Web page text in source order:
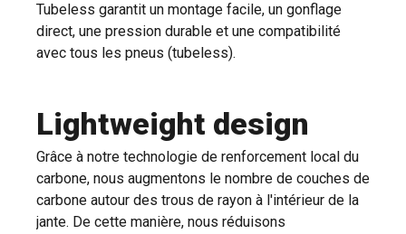
Tubeless garantit un montage facile, un gonflage
direct, une pression durable et une compatibilité
avec tous les pneus (tubeless).
Lightweight design
Grâce à notre technologie de renforcement local du
carbone, nous augmentons le nombre de couches de
carbone autour des trous de rayon à l'intérieur de la
jante. De cette manière, nous réduisons